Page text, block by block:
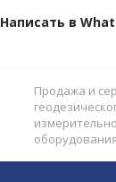
Написать в
Продажа и
оборудования